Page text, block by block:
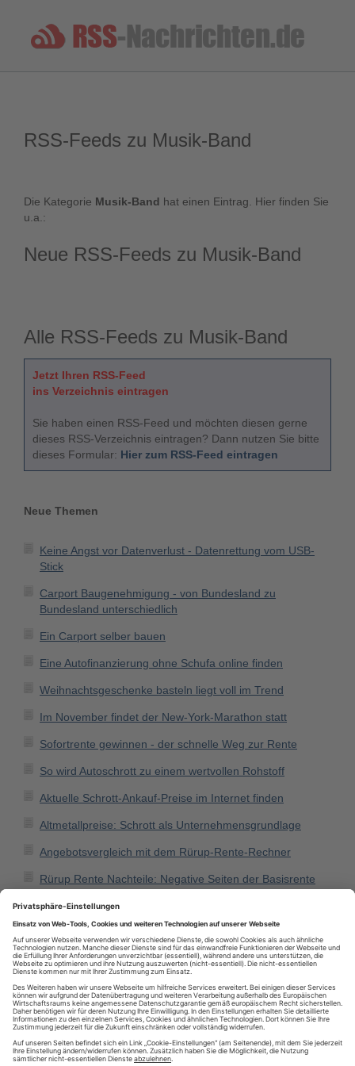
RSS-Feeds zu Musik-Band
Die Kategorie Musik-Band hat einen Eintrag. Hier finden Sie
u.a.:
Neue RSS-Feeds zu Musik-Band
Alle RSS-Feeds zu Musik-Band
Jetzt Ihren RSS-Feed
ins Verzeichnis eintragen
Sie haben einen RSS-Feed und möchten diesen gerne
dieses RSS-Verzeichnis eintragen? Dann nutzen Sie bitte
dieses Formular: Hier zum RSS-Feed eintragen
Neue Themen
Keine Angst vor Datenverlust - Datenrettung vom USB-
Stick
Carport Baugenehmigung - von Bundesland zu
Bundesland unterschiedlich
Ein Carport selber bauen
Eine Autofinanzierung ohne Schufa online finden
Weihnachtsgeschenke basteln liegt voll im Trend
Im November findet der New-York-Marathon statt
Sofortrente gewinnen - der schnelle Weg zur Rente
So wird Autoschrott zu einem wertvollen Rohstoff
Aktuelle Schrott-Ankauf-Preise im Internet finden
Altmetallpreise: Schrott als Unternehmensgrundlage
Angebotsvergleich mit dem Rürup-Rente-Rechner
Rürup Rente Nachteile: Negative Seiten der Basisrente
Über einen Rürup-Rente-Test Informationen einholen
sparen
Eine Hollywoodschaukel lädt zum Träumen und Relaxen
ein